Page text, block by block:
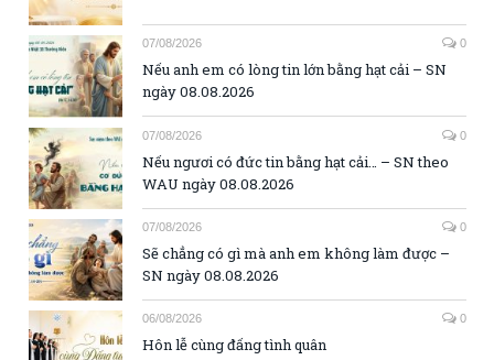
07/08/2026 0
Nếu anh em có lòng tin lớn bằng hạt cải – SN
ngày 08.08.2026
07/08/2026 0
Nếu ngươi có đức tin bằng hạt cải… – SN theo
WAU ngày 08.08.2026
07/08/2026 0
Sẽ chẳng có gì mà anh em không làm được –
SN ngày 08.08.2026
06/08/2026 0
Hôn lễ cùng đấng tình quân